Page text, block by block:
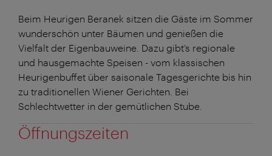
Beim Heurigen Beranek sitzen die Gäste im Sommer
wunderschön unter Bäumen und genießen die
Vielfalt der Eigenbauweine. Dazu gibt’s regionale
und hausgemachte Speisen - vom klassischen
Heurigenbuffet über saisonale Tagesgerichte bis hin
zu traditionellen Wiener Gerichten. Bei
Schlechtwetter in der gemütlichen Stube.
Öffnungszeiten